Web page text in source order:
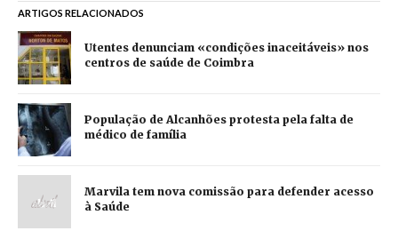
ARTIGOS RELACIONADOS
Utentes denunciam «condições inaceitáveis» nos
centros de saúde de Coimbra
População de Alcanhões protesta pela falta de
médico de família
Marvila tem nova comissão para defender acesso
à Saúde